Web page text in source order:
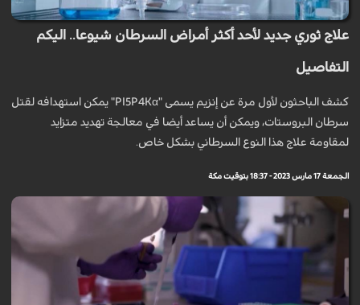
علاج ثوري جديد لأحد أكثر أمراض السرطان شيوعا.. اليكم
التفاصيل
كشف الباحثون لأول مرة عن إنزيم يسمى "PI5P4Kα" يمكن استهدافه لقتل
سرطان البروستات، ويمكن أن يساعد أيضا في معالجة تهديد متزايد
لمقاومة علاج هذا النوع السرطاني بشكل خاص.
الجمعة 17 مارس 2023 - 18:37 بتوقيت مكة